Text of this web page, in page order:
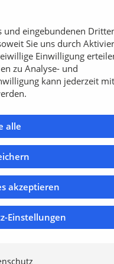
und eingebundenen
Sie uns durch
Einwilligung
zu Analyse- und
kann jederzeit mit
alle
akzeptieren
Einstellungen